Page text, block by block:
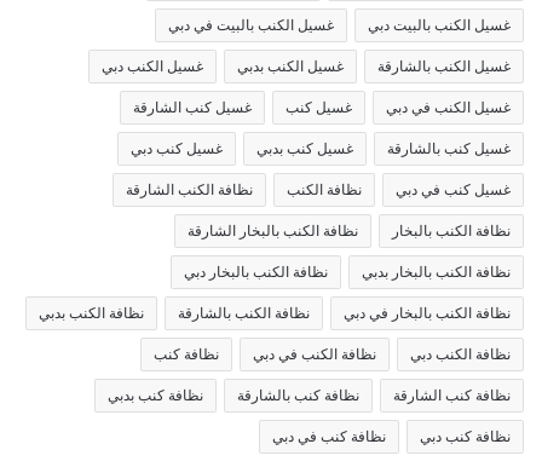
غسيل الكنب بالبيت دبي غسيل الكنب بالبيت في دبي
غسيل الكنب بالشارقة غسيل الكنب بدبي غسيل الكنب دبي
غسيل الكنب في دبي غسيل كنب غسيل كنب الشارقة
غسيل كنب بالشارقة غسيل كنب بدبي غسيل كنب دبي
غسيل كنب في دبي نظافة الكنب نظافة الكنب الشارقة
نظافة الكنب بالبخار نظافة الكنب بالبخار الشارقة
نظافة الكنب بالبخار بدبي نظافة الكنب بالبخار دبي
نظافة الكنب بالبخار في دبي نظافة الكنب بالشارقة نظافة الكنب بدبي
نظافة الكنب دبي نظافة الكنب في دبي نظافة كنب
نظافة كنب الشارقة نظافة كنب بالشارقة نظافة كنب بدبي
نظافة كنب دبي نظافة كنب في دبي